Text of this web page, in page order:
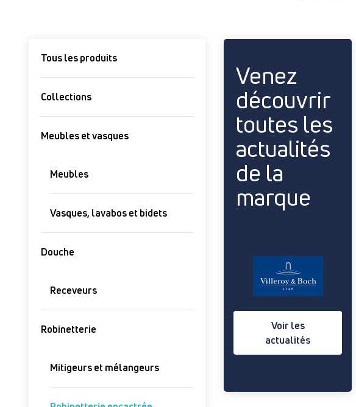
Tous les produits
Collections
Meubles et vasques
Meubles
Vasques, lavabos et bidets
Douche
Receveurs
Robinetterie
Mitigeurs et mélangeurs
Venez
découvrir
toutes les
actualités
de la
marque
Voir les
actualités